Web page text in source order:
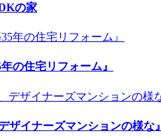
の家
の住宅リフォーム』
ザイナーズマンションの様な』